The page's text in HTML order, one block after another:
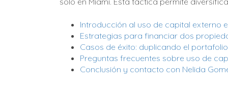
Introducción al uso de capital externo
Estrategias para financiar dos
Casos de éxito: duplicando el
Preguntas frecuentes sobre uso de
Conclusión y contacto con Nelida